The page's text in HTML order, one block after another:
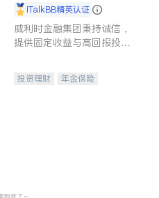
iTalkBB精英认证
威利时金融集团秉持诚信，
提供固定收益与高回报投资
合，助力客户实现目标
投资理财
年金保险